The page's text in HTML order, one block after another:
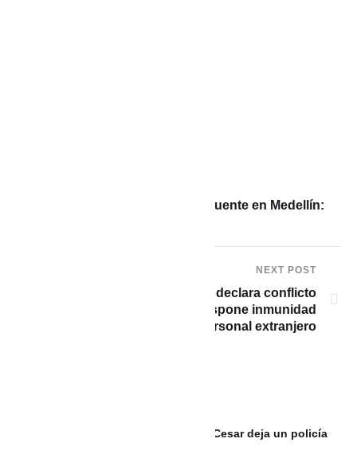
Abatido otro presunto delincuente en Medellín:
NEXT POST
ECUADOR: Daniel Noboa declara conflicto
armado interno con cambios, dispone inmunidad
para personal extranjero
Ataque con drones y explosivos en Cesar deja un policía